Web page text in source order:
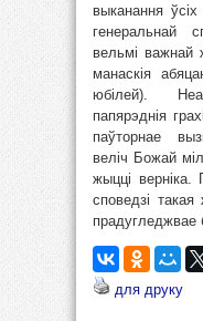
выканання
генеральнай
вельмі важнай
манаскія
юбілей).
папярэднія
паўторнае
веліч Божай
жыцці верніка.
споведзі
прадугледжвае
для друку